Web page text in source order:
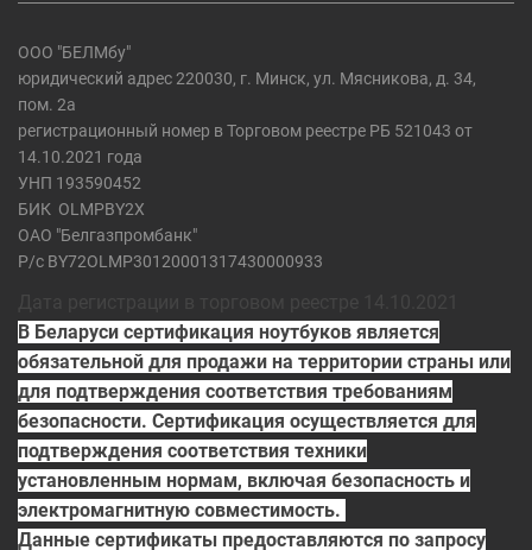
ООО "БЕЛМбу"
юридический адрес 220030, г. Минск, ул. Мясникова, д. 34,
пом. 2а
регистрационный номер в Торговом реестре РБ 521043 от
14.10.2021 года
УНП 193590452
БИК OLMPBY2X
ОАО "Белгазпромбанк"
Р/с BY72OLMP30120001317430000933
В Беларуси сертификация ноутбуков является
обязательной для продажи на территории страны или
для подтверждения соответствия требованиям
безопасности. Сертификация осуществляется для
подтверждения соответствия техники
установленным нормам, включая безопасность и
электромагнитную совместимость.
Данные сертификаты предоставляются по запросу